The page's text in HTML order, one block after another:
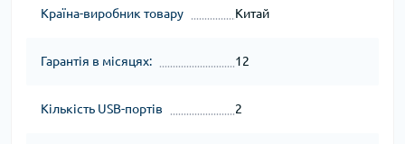
Країна-виробник товару Китай
Гарантія в місяцях: 12
Кількість USB-портів 2